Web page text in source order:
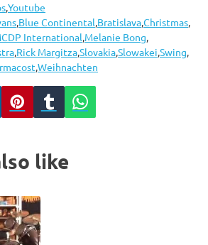
,Youtube
,Blue Continental,Bratislava,Christmas,
International,Melanie Bong,
,Rick Margitza,Slovakia,Slowakei,Swing,
,Weihnachten
like